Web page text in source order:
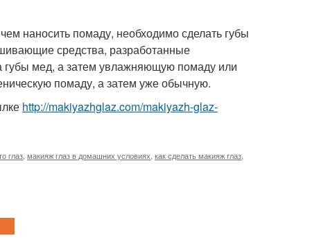
наносить помаду, необходимо сделать губы
средства, разработанные
губы мед, а затем увлажняющую помаду или
помаду, а затем уже обычную.
http://makiyazhglaz.com/makiyazh-glaz-
глаз макияж глаз в домашних условиях как сделать макияж глаз